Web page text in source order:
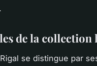
de la collection
se distingue par